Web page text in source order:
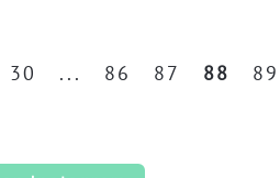
30 ... 86 87 88 89